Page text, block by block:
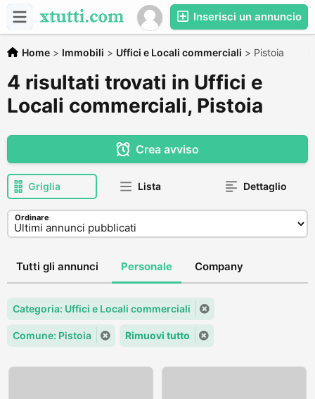
Inserisci un annuncio
Home > Immobili > Uffici e Locali commerciali > Pistoia
4 risultati trovati in Uffici e
Locali commerciali, Pistoia
Crea avviso
Griglia Lista Dettaglio
Ordinare
Tutti gli annunci Personale Company
Categoria: Uffici e Locali commerciali
Comune: Pistoia Rimuovi tutto